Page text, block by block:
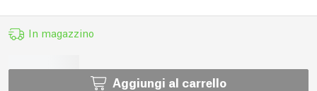
In magazzino
Aggiungi al carrello